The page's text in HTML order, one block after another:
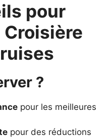
pour
Croisière
?
pour les meilleures
pour des réductions